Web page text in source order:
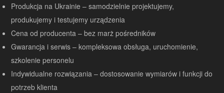
Produkcja na Ukrainie – samodzielnie projektujemy,
produkujemy i testujemy urządzenia
Cena od producenta – bez marż pośredników
Gwarancja i serwis – kompleksowa obsługa, uruchomienie,
szkolenie personelu
Indywidualne rozwiązania – dostosowanie wymiarów i funkcji do
potrzeb klienta